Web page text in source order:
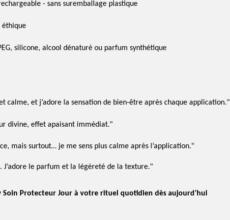
- sans suremballage plastique
éthique
silicone, alcool dénaturé ou parfum synthétique
calme, et j’adore la sensation de bien-être après chaque application."
divine, effet apaisant immédiat."
mais surtout… je me sens plus calme après l’application."
J’adore le parfum et la légèreté de la texture."
Soin Protecteur Jour à votre rituel quotidien dès aujourd’hui